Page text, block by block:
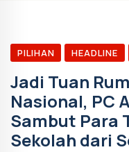
PILIHAN HEADLINE
Jadi Tuan
Nasional, PC
Sambut Para
Sekolah dari